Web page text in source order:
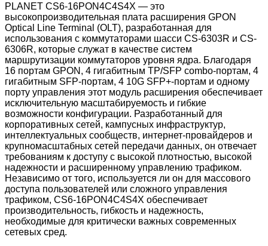
PLANET CS6-16PON4C4S4X — это
высокопроизводительная плата расширения GPON
Optical Line Terminal (OLT), разработанная для
использования с коммутаторами шасси CS-6303R и CS-
6306R, которые служат в качестве систем
маршрутизации коммутаторов уровня ядра. Благодаря
16 портам GPON, 4 гигабитным TP/SFP combo-портам, 4
гигабитным SFP-портам, 4 10G SFP+-портам и одному
порту управления этот модуль расширения обеспечивает
исключительную масштабируемость и гибкие
возможности конфигурации. Разработанный для
корпоративных сетей, кампусных инфраструктур,
интеллектуальных сообществ, интернет-провайдеров и
крупномасштабных сетей передачи данных, он отвечает
требованиям к доступу с высокой плотностью, высокой
надежности и расширенному управлению трафиком.
Независимо от того, используется ли он для массового
доступа пользователей или сложного управления
трафиком, CS6-16PON4C4S4X обеспечивает
производительность, гибкость и надежность,
необходимые для критически важных современных
сетевых сред.